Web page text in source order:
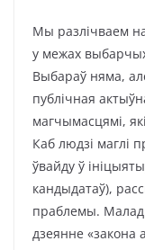
Мы разлічваем
у межах
Выбараў няма,
публічная
магчымасцямі,
Каб людзі маглі
ўвайду ў
кандыдатаў),
праблемы.
дзеянне «закона